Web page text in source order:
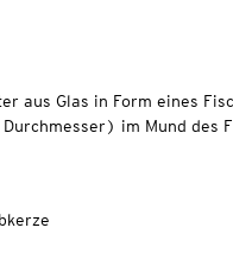
aus Glas in Form eines
im Mund des